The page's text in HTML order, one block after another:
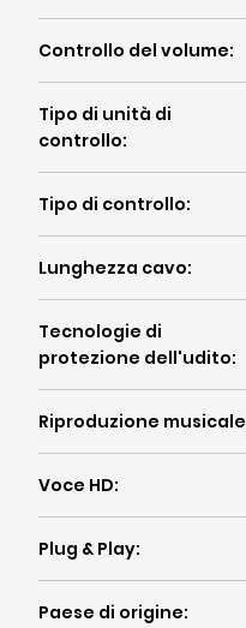
Controllo del volume:
Tipo di unità di
controllo:
Tipo di controllo:
Lunghezza cavo:
Tecnologie di
protezione dell'udito:
Riproduzione musicale
Voce HD:
Plug & Play:
Paese di origine: